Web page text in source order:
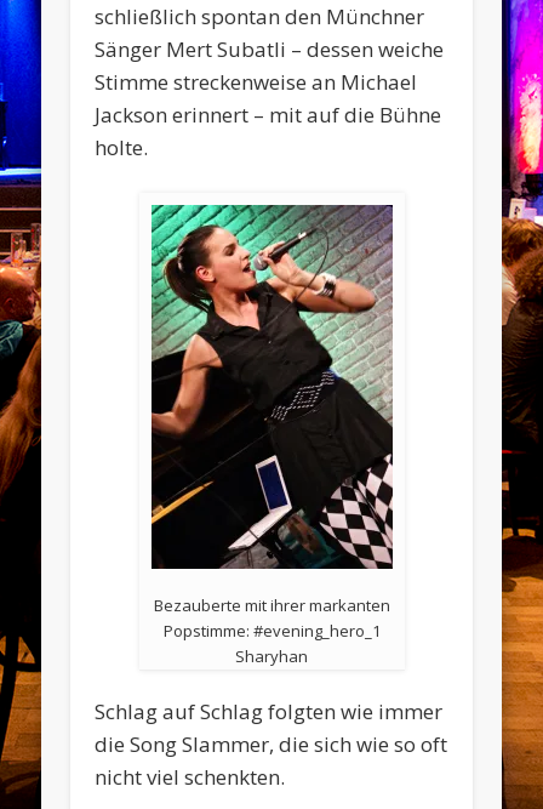
schließlich spontan den Münchner
Sänger Mert Subatli – dessen weiche
Stimme streckenweise an Michael
Jackson erinnert – mit auf die Bühne
holte.
Bezauberte mit ihrer markanten
Popstimme: #evening_hero_1
Sharyhan
Schlag auf Schlag folgten wie immer
die Song Slammer, die sich wie so oft
nicht viel schenkten.